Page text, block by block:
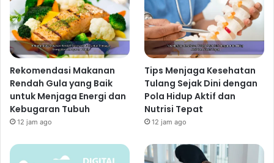
Rekomendasi Makanan
Rendah Gula yang Baik
untuk Menjaga Energi dan
Kebugaran Tubuh
12 jam ago
Tips Menjaga Kesehatan
Tulang Sejak Dini dengan
Pola Hidup Aktif dan
Nutrisi Tepat
12 jam ago